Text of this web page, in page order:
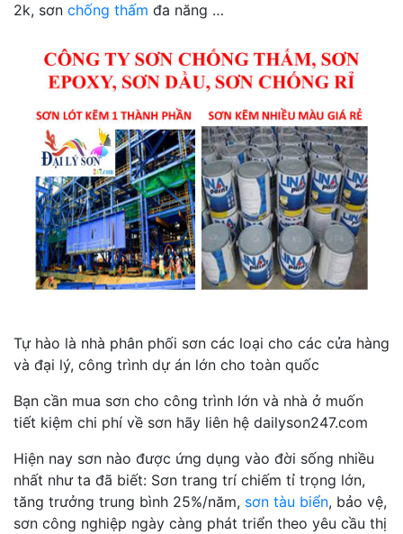
2k, sơn chống thấm đa năng …
Tự hào là nhà phân phối sơn các loại cho các cửa hàng
và đại lý, công trình dự án lớn cho toàn quốc
Bạn cần mua sơn cho công trình lớn và nhà ở muốn
tiết kiệm chi phí về sơn hãy liên hệ dailyson247.com
Hiện nay sơn nào được ứng dụng vào đời sống nhiều
nhất như ta đã biết: Sơn trang trí chiếm tỉ trọng lớn,
tăng trưởng trung bình 25%/năm, sơn tàu biển, bảo vệ,
sơn công nghiệp ngày càng phát triển theo yêu cầu thị